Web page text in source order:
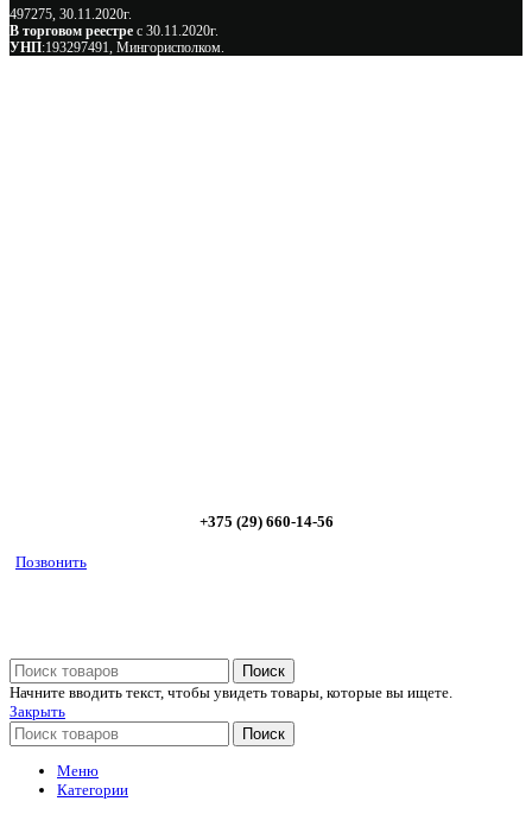
497275, 30.11.2020г.
В торговом реестре с 30.11.2020г.
УНП:193297491, Мингорисполком.
+375 (29) 660-14-56
Позвонить
Поиск
Начните вводить текст, чтобы увидеть товары, которые вы ищете.
Закрыть
Поиск
Меню
Категории